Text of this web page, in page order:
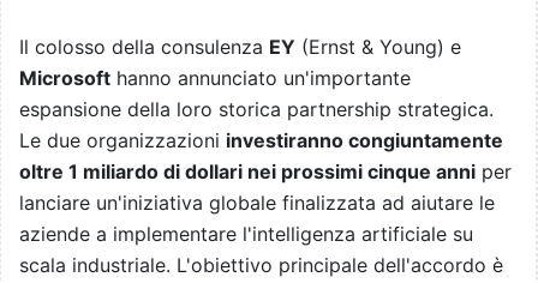
Il colosso della consulenza EY (Ernst & Young) e
Microsoft hanno annunciato un'importante
espansione della loro storica partnership strategica.
Le due organizzazioni investiranno congiuntamente
oltre 1 miliardo di dollari nei prossimi cinque anni per
lanciare un'iniziativa globale finalizzata ad aiutare le
aziende a implementare l'intelligenza artificiale su
scala industriale. L'obiettivo principale dell'accordo è